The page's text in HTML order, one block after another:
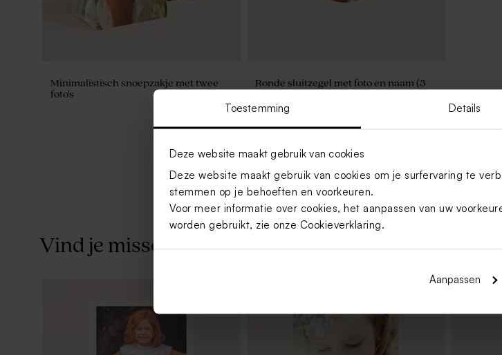
Toestemming Details
Deze website maakt gebruik van cookies
Deze website maakt gebruik van cookies om je surfervaring te
stemmen op je behoeften en voorkeuren.
Voor meer informatie over cookies, het aanpassen van uw
worden gebruikt, zie onze Cookieverklaring.
Aanpassen
Minimalistisch snoepzakje met twee
foto's
Ronde sluitzegel met foto en naam (3
Ronde sluitzegel met foto (3 cm) Ronde fotosticker met naam (4,4 cm)
Vind je misschien ook leuk